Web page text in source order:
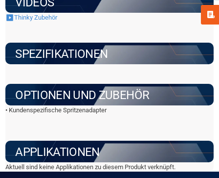
Thinky Zubehör
SPEZIFIKATIONEN
OPTIONEN UND ZUBEHÖR
• Kundenspezifische Spritzenadapter
APPLIKATIONEN
Aktuell sind keine Applikationen zu diesem Produkt verknüpft.